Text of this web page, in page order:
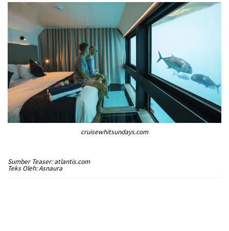
cruisewhitsundays.com
Sumber Teaser: atlantis.com
Teks Oleh: Asnaura